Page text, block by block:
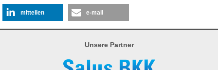
mitteilen e-mail
Unsere Partner